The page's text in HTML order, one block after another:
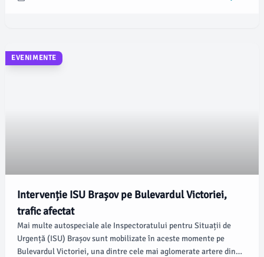
în pericol de înec în râul Olt. Informațiile sunt furnizate de ISU
EVENIMENTE
Intervenție ISU Brașov pe Bulevardul Victoriei,
trafic afectat
Mai multe autospeciale ale Inspectoratului pentru Situații de
Urgență (ISU) Brașov sunt mobilizate în aceste momente pe
Bulevardul Victoriei, una dintre cele mai aglomerate artere din